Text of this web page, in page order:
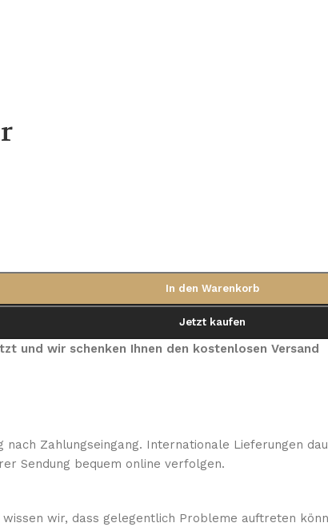
In den Warenkorb
Jetzt kaufen
und wir schenken Ihnen den kostenlosen Versand
Zahlungseingang. Internationale Lieferungen
Sendung bequem online verfolgen.
wir, dass gelegentlich Probleme auftreten